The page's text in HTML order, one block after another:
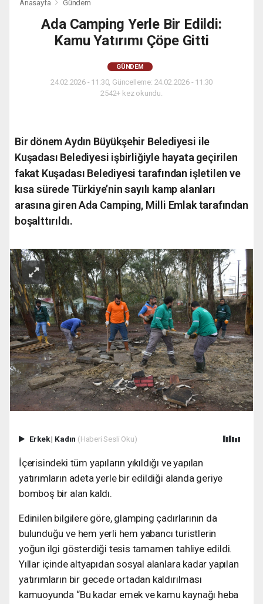
Anasayfa Gündem
Ada Camping Yerle Bir Edildi:
Kamu Yatırımı Çöpe Gitti
GÜNDEM
24.02.2026 - 11:30, Güncelleme: 24.02.2026 - 11:30
2542+ kez okundu.
Bir dönem Aydın Büyükşehir Belediyesi ile
Kuşadası Belediyesi işbirliğiyle hayata geçirilen
fakat Kuşadası Belediyesi tarafından işletilen ve
kısa sürede Türkiye’nin sayılı kamp alanları
arasına giren Ada Camping, Milli Emlak tarafından
boşalttırıldı.
Erkek| Kadın (Haberi Sesli Oku)
İçerisindeki tüm yapıların yıkıldığı ve yapılan
yatırımların adeta yerle bir edildiği alanda geriye
bomboş bir alan kaldı.
Edinilen bilgilere göre, glamping çadırlarının da
bulunduğu ve hem yerli hem yabancı turistlerin
yoğun ilgi gösterdiği tesis tamamen tahliye edildi.
Yıllar içinde altyapıdan sosyal alanlara kadar yapılan
yatırımların bir gecede ortadan kaldırılması
kamuoyunda “Bu kadar emek ve kamu kaynağı heba